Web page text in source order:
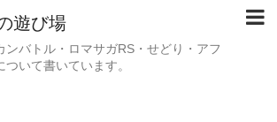
遊び場
ンバトル・ロマサガRS・せどり・アフ
ついて書いています。